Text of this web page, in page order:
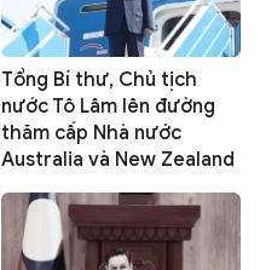
Tổng Bí thư, Chủ tịch
nước Tô Lâm lên đường
thăm cấp Nhà nước
Australia và New Zealand